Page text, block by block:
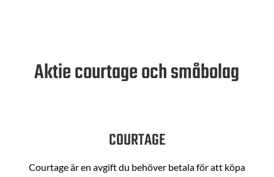
Aktie courtage och småbolag
COURTAGE
Courtage är en avgift du behöver betala för att köpa